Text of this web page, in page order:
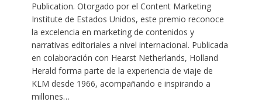
Publication. Otorgado por el Content Marketing
Institute de Estados Unidos, este premio reconoce
la excelencia en marketing de contenidos y
narrativas editoriales a nivel internacional. Publicada
en colaboración con Hearst Netherlands, Holland
Herald forma parte de la experiencia de viaje de
KLM desde 1966, acompañando e inspirando a
millones…